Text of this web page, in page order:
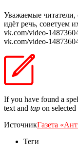
Уважаемые
идёт речь, советуем
vk.com/video-
vk.com/video-
If you have found a
text and tap on selected
ИсточникГазета
Теги